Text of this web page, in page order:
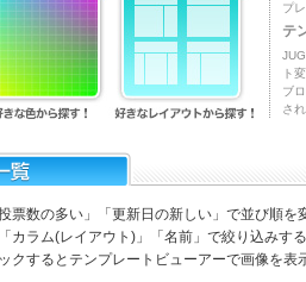
プ
テ
ト
ブ
さ
票数の多い」「更新日の新しい」で並び順を
カラム(レイアウト)」「名前」で絞り込みす
クするとテンプレートビューアーで画像を表